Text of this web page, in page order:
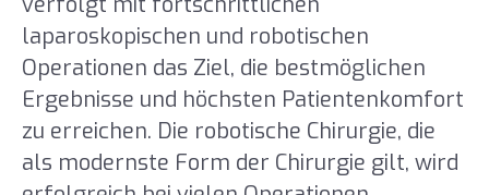
laparoskopischen und robotischen
Operationen das Ziel, die bestmöglichen
Ergebnisse und höchsten Patientenkomfort
zu erreichen. Die robotische Chirurgie, die
als modernste Form der Chirurgie gilt, wird